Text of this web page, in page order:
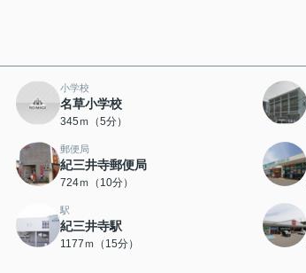
小学校
名草小学校
345ｍ（5分）
郵便局
紀三井寺郵便局
724ｍ（10分）
駅
紀三井寺駅
1177ｍ（15分）